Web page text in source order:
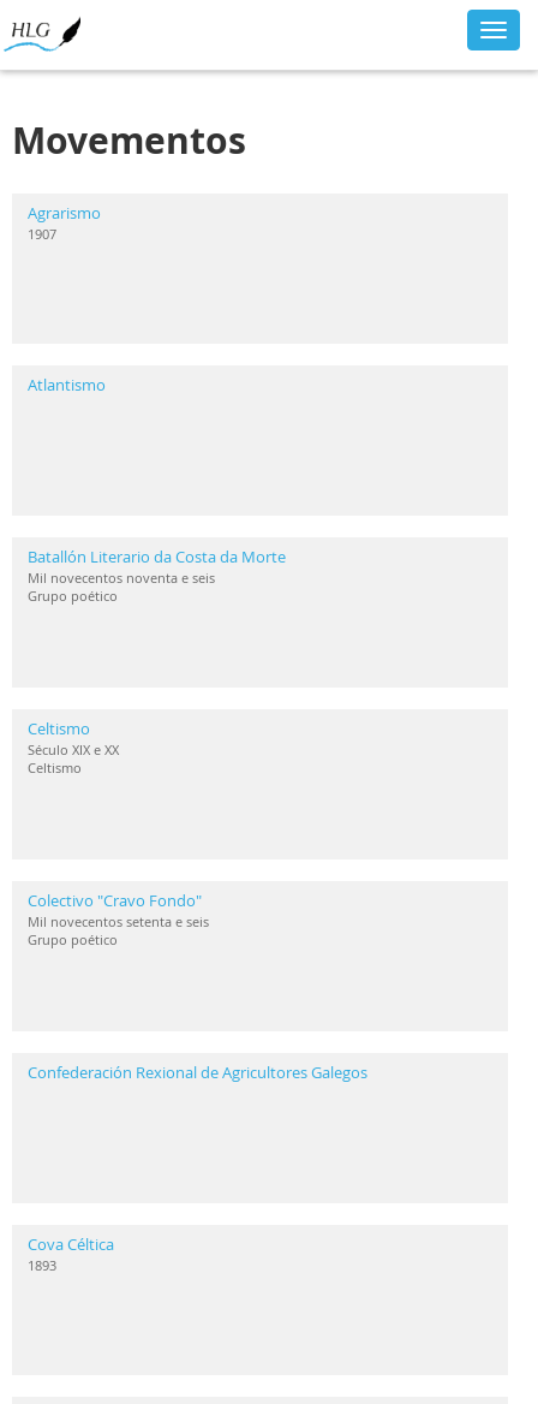
Movementos
Agrarismo
1907
Atlantismo
Batallón Literario da Costa da Morte
Mil novecentos noventa e seis
Grupo poético
Celtismo
Século XIX e XX
Celtismo
Colectivo "Cravo Fondo"
Mil novecentos setenta e seis
Grupo poético
Confederación Rexional de Agricultores Galegos
Cova Céltica
1893